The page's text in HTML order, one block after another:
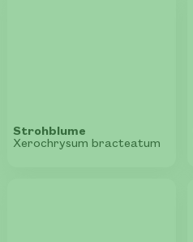
Strohblume
Xerochrysum bracteatum